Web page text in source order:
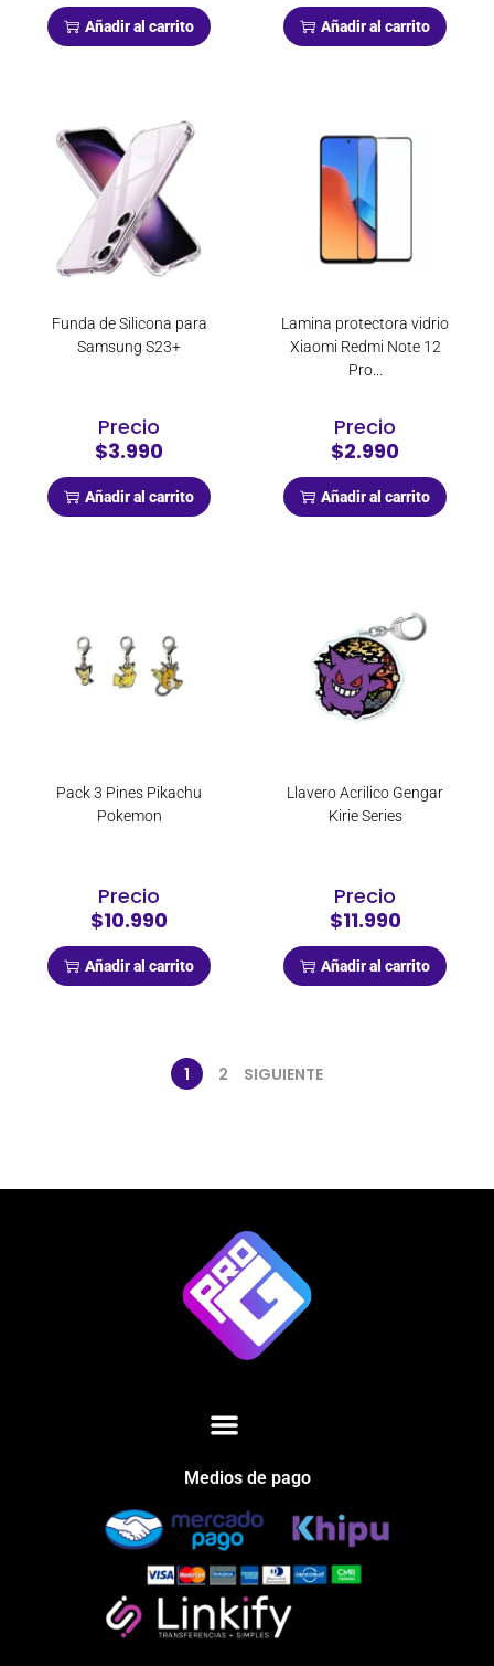
Añadir al carrito Añadir al carrito
Funda de Silicona para
Samsung S23+
Precio
$3.990
Añadir al carrito
Lamina protectora vidrio
Xiaomi Redmi Note 12
Pro...
Precio
$2.990
Añadir al carrito
Pack 3 Pines Pikachu
Pokemon
Precio
$10.990
Añadir al carrito
Llavero Acrilico Gengar
Kirie Series
Precio
$11.990
Añadir al carrito
1 2 SIGUIENTE
Medios de pago